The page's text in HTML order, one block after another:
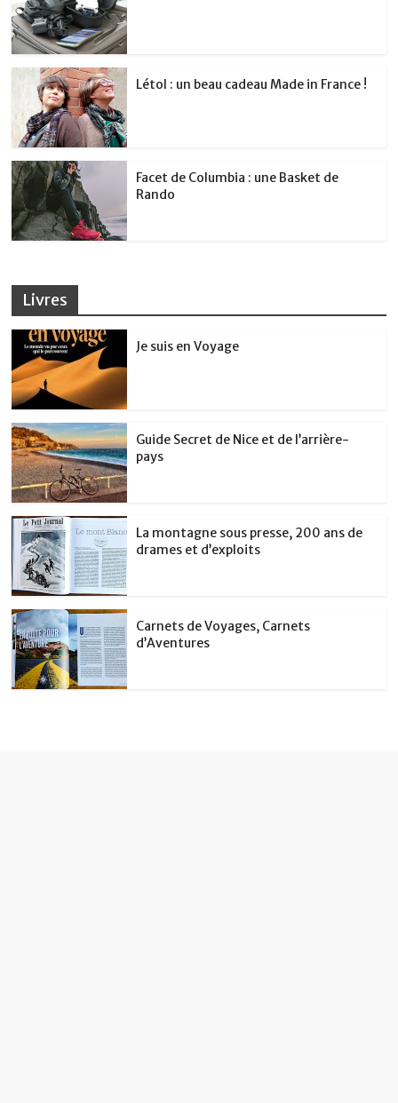
Létol : un beau cadeau Made in France !
Facet de Columbia : une Basket de
Rando
Livres
Je suis en Voyage
Guide Secret de Nice et de l’arrière-
pays
La montagne sous presse, 200 ans de
drames et d’exploits
Carnets de Voyages, Carnets
d’Aventures